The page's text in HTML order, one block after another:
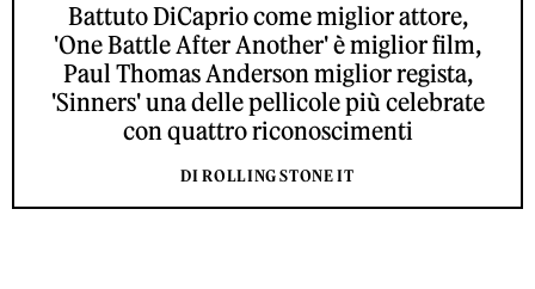
Battuto DiCaprio come miglior attore,
'One Battle After Another' è miglior film,
Paul Thomas Anderson miglior regista,
'Sinners' una delle pellicole più celebrate
con quattro riconoscimenti
DI ROLLING STONE IT